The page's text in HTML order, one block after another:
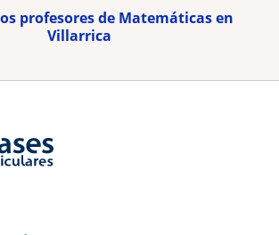
profesores de Matemáticas en
Villarrica